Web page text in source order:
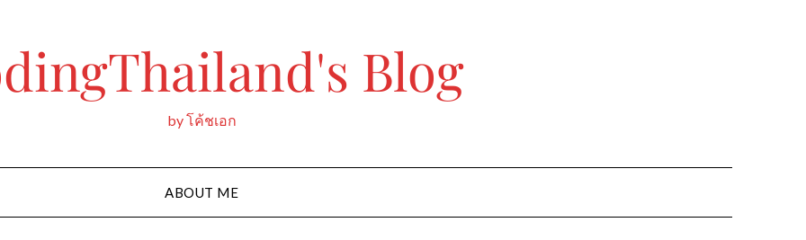
Blog
by โค้ชเอก
ABOUT ME